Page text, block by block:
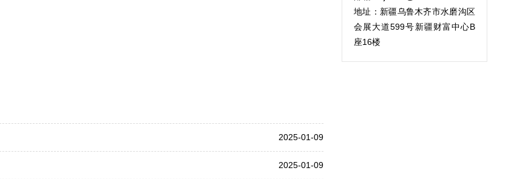
地址：新疆乌鲁木齐市水磨沟区
会展大道599号新疆财富中心B
座16楼
2025-01-09
2025-01-09